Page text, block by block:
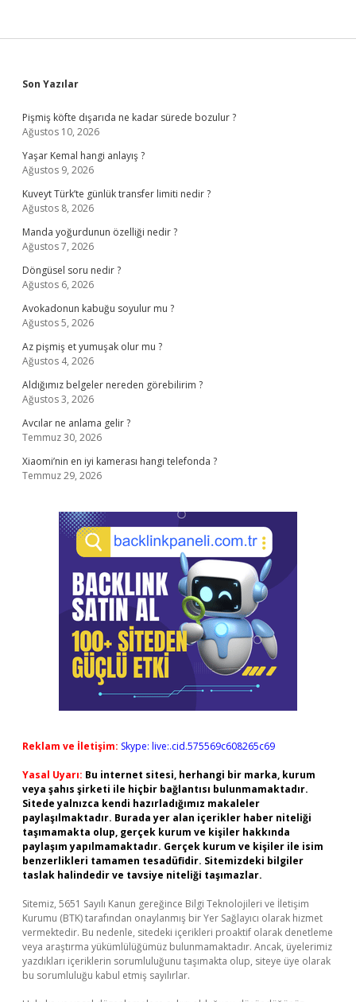
Sidebar
Son Yazılar
Pişmiş köfte dışarıda ne kadar sürede bozulur ?
Ağustos 10, 2026
Yaşar Kemal hangi anlayış ?
Ağustos 9, 2026
Kuveyt Türk’te günlük transfer limiti nedir ?
Ağustos 8, 2026
Manda yoğurdunun özelliği nedir ?
Ağustos 7, 2026
Döngüsel soru nedir ?
Ağustos 6, 2026
Avokadonun kabuğu soyulur mu ?
Ağustos 5, 2026
Az pişmiş et yumuşak olur mu ?
Ağustos 4, 2026
Aldığımız belgeler nereden görebilirim ?
Ağustos 3, 2026
Avcılar ne anlama gelir ?
Temmuz 30, 2026
Xiaomi’nin en iyi kamerası hangi telefonda ?
Temmuz 29, 2026
Reklam ve İletişim: Skype: live:.cid.575569c608265c69
Yasal Uyarı: Bu internet sitesi, herhangi bir marka, kurum
veya şahıs şirketi ile hiçbir bağlantısı bulunmamaktadır.
Sitede yalnızca kendi hazırladığımız makaleler
paylaşılmaktadır. Burada yer alan içerikler haber niteliği
taşımamakta olup, gerçek kurum ve kişiler hakkında
paylaşım yapılmamaktadır. Gerçek kurum ve kişiler ile isim
benzerlikleri tamamen tesadüfidir. Sitemizdeki bilgiler
taslak halindedir ve tavsiye niteliği taşımazlar.
Sitemiz, 5651 Sayılı Kanun gereğince Bilgi Teknolojileri ve İletişim
Kurumu (BTK) tarafından onaylanmış bir Yer Sağlayıcı olarak hizmet
vermektedir. Bu nedenle, sitedeki içerikleri proaktif olarak denetleme
veya araştırma yükümlülüğümüz bulunmamaktadır. Ancak, üyelerimiz
yazdıkları içeriklerin sorumluluğunu taşımakta olup, siteye üye olarak
bu sorumluluğu kabul etmiş sayılırlar.